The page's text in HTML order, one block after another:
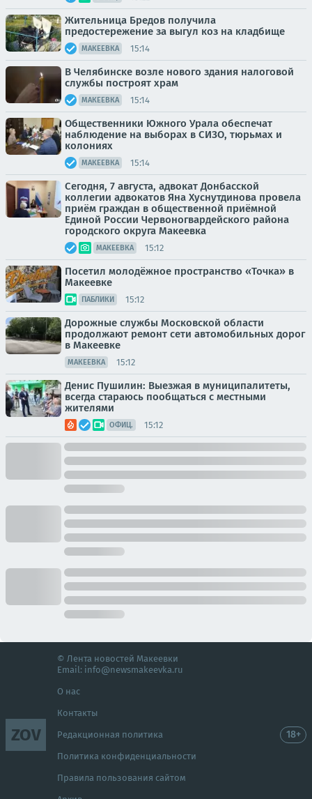
Жительница Бредов получила
предостережение за выгул коз на кладбище
МАКЕЕВКА 15:14
В Челябинске возле нового здания налоговой
службы построят храм
МАКЕЕВКА 15:14
Общественники Южного Урала обеспечат
наблюдение на выборах в СИЗО, тюрьмах и
колониях
МАКЕЕВКА 15:14
Сегодня, 7 августа, адвокат Донбасской
коллегии адвокатов Яна Хуснутдинова провела
приём граждан в общественной приёмной
Единой России Червоногвардейского района
городского округа Макеевка
МАКЕЕВКА 15:12
Посетил молодёжное пространство «Точка» в
Макеевке
ПАБЛИКИ 15:12
Дорожные службы Московской области
продолжают ремонт сети автомобильных дорог
в Макеевке
МАКЕЕВКА 15:12
Денис Пушилин: Выезжая в муниципалитеты,
всегда стараюсь пообщаться с местными
жителями
ОФИЦ. 15:12
ZOV
© Лента новостей Макеевки
Email: info@newsmakeevka.ru
О нас
Контакты
Редакционная политика
Политика конфиденциальности
Правила пользования сайтом
18+